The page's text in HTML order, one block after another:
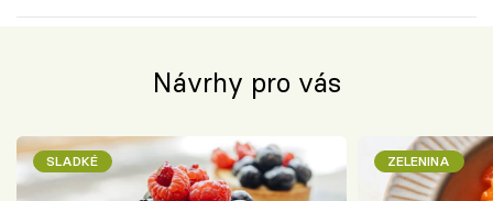
Návrhy pro vás
SLADKÉ ZELENINA